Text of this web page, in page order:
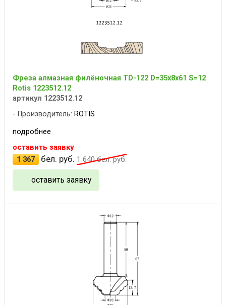
Фреза алмазная филёночная TD-122 D=35x8x61 S=12
Rotis 1223512.12
артикул 1223512.12
Производитель: ROTIS
подробнее
оставить заявку
1 367
бел. руб. 1 640бел. руб.
оставить заявку